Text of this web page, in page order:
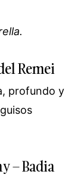
Remei
profundo y
– Badia